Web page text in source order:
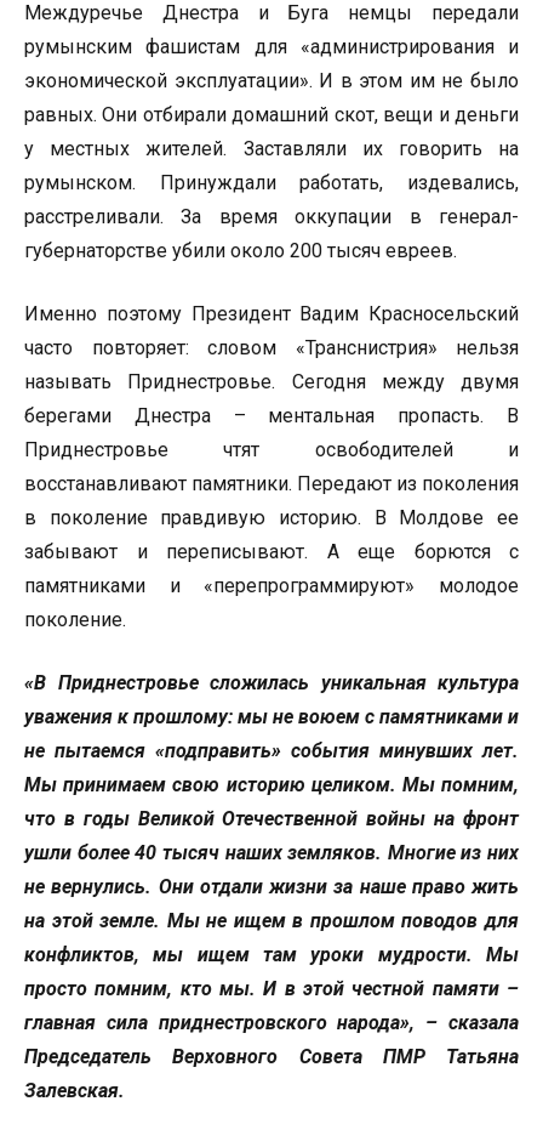
Междуречье Днестра и Буга немцы передали
румынским фашистам для «администрирования и
экономической эксплуатации». И в этом им не было
равных. Они отбирали домашний скот, вещи и деньги
у местных жителей. Заставляли их говорить на
румынском. Принуждали работать, издевались,
расстреливали. За время оккупации в генерал-
губернаторстве убили около 200 тысяч евреев.
Именно поэтому Президент Вадим Красносельский
часто повторяет: словом «Транснистрия» нельзя
называть Приднестровье. Сегодня между двумя
берегами Днестра – ментальная пропасть. В
Приднестровье чтят освободителей и
восстанавливают памятники. Передают из поколения
в поколение правдивую историю. В Молдове ее
забывают и переписывают. А еще борются с
памятниками и «перепрограммируют» молодое
поколение.
«В Приднестровье сложилась уникальная культура
уважения к прошлому: мы не воюем с памятниками и
не пытаемся «подправить» события минувших лет.
Мы принимаем свою историю целиком. Мы помним,
что в годы Великой Отечественной войны на фронт
ушли более 40 тысяч наших земляков. Многие из них
не вернулись. Они отдали жизни за наше право жить
на этой земле. Мы не ищем в прошлом поводов для
конфликтов, мы ищем там уроки мудрости. Мы
просто помним, кто мы. И в этой честной памяти –
главная сила приднестровского народа», – сказала
Председатель Верховного Совета ПМР Татьяна
Залевская.